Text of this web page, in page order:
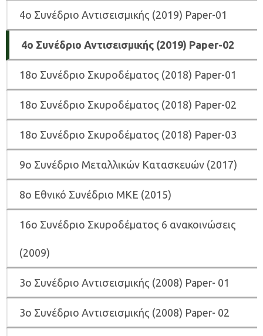
4ο Συνέδριο Αντισεισμικής (2019) Paper-01
4ο Συνέδριο Αντισεισμικής (2019) Paper-02
18ο Συνέδριο Σκυροδέματος (2018) Paper-01
18ο Συνέδριο Σκυροδέματος (2018) Paper-02
18ο Συνέδριο Σκυροδέματος (2018) Paper-03
9ο Συνέδριο Μεταλλικών Κατασκευών (2017)
8ο Εθνικό Συνέδριο ΜΚΕ (2015)
16ο Συνέδριο Σκυροδέματος 6 ανακοινώσεις
(2009)
3o Συνέδριο Αντισεισμικής (2008) Paper- 01
3o Συνέδριο Αντισεισμικής (2008) Paper- 02